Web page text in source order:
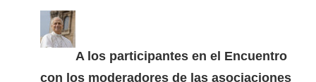
A los participantes en el Encuentro
con los moderadores de las asociaciones